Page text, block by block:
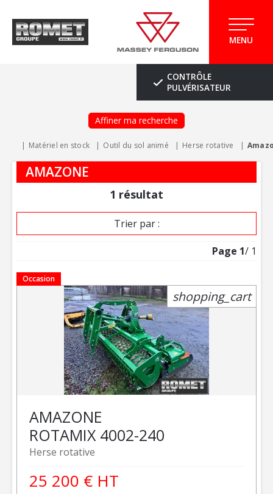
MENU
CONTRÔLE
PULVÉRISATEUR
Affiner ma recherche
Matériel en stock Outil du sol animé Herse rotative
AMAZONE
1 résultat
Trier par :
Page 1/ 1
Occasion
Herse rotative
AMAZONE
ROTAMIX 4002-240
25 200 € HT
shopping_cart